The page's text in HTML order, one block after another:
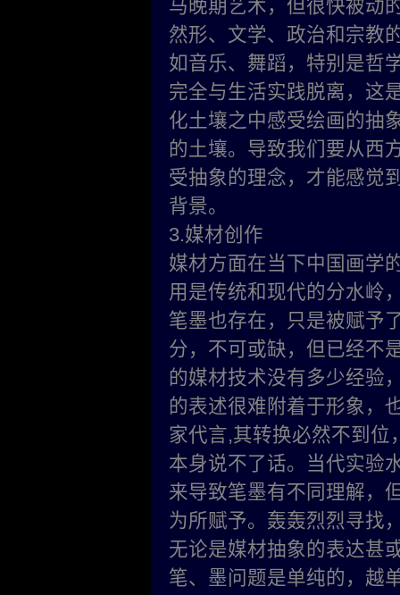
马晚期艺术，但很快被动
然形、文学、政治和宗教
如音乐、舞蹈，特别是哲
完全与生活实践脱离，这
化土壤之中感受绘画的抽
的土壤。导致我们要从西
受抽象的理念，才能感觉
背景。
3.媒材创作
媒材方面在当下中国画学
用是传统和现代的分水岭
笔墨也存在，只是被赋予
分，不可或缺，但已经不
的媒材技术没有多少经验
的表述很难附着于形象，
家代言,其转换必然不到位
本身说不了话。当代实验
来导致笔墨有不同理解，
为所赋予。轰轰烈烈寻找
无论是媒材抽象的表达甚
笔、墨问题是单纯的，越